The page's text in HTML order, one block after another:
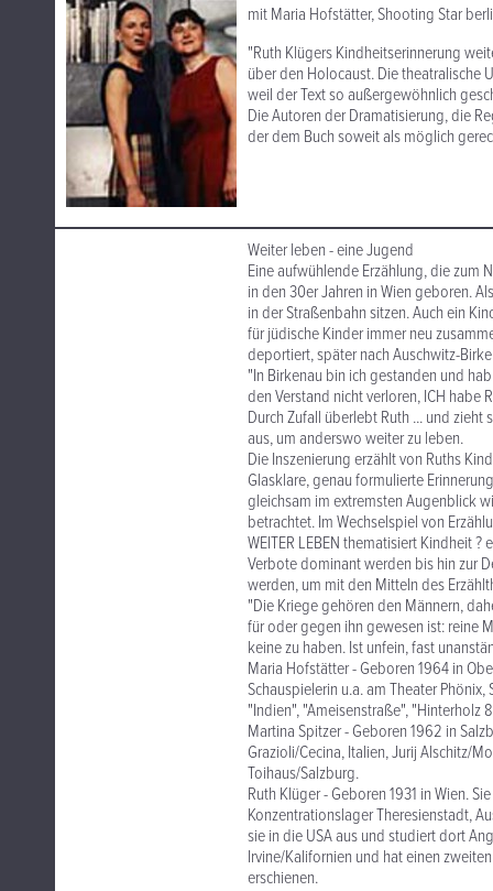
mit Maria Hofstätter, Shooting Star
"Ruth Klügers Kindheitserinnerung
über den Holocaust. Die theatralische
weil der Text so außergewöhnlich
Die Autoren der Dramatisierung, die
der dem Buch soweit als möglich
Weiter leben - eine Jugend
Eine aufwühlende Erzählung, die zum
in den 30er Jahren in Wien geboren.
in der Straßenbahn sitzen. Auch ein
für jüdische Kinder immer neu
deportiert, später nach Auschwitz-
"In Birkenau bin ich gestanden und
den Verstand nicht verloren, ICH habe
Durch Zufall überlebt Ruth ... und
aus, um anderswo weiter zu leben.
Die Inszenierung erzählt von Ruths
Glasklare, genau formulierte
gleichsam im extremsten Augenblick
betrachtet. Im Wechselspiel von
WEITER LEBEN thematisiert Kindheit
Verbote dominant werden bis hin zur
werden, um mit den Mitteln des
"Die Kriege gehören den Männern,
für oder gegen ihn gewesen ist: reine
keine zu haben. Ist unfein, fast
Maria Hofstätter - Geboren 1964 in
Schauspielerin u.a. am Theater
"Indien", "Ameisenstraße", "Hinterholz
Martina Spitzer - Geboren 1962 in
Grazioli/Cecina, Italien, Jurij Alschitz/
Toihaus/Salzburg.
Ruth Klüger - Geboren 1931 in Wien.
Konzentrationslager Theresienstadt,
sie in die USA aus und studiert dort
Irvine/Kalifornien und hat einen
erschienen.